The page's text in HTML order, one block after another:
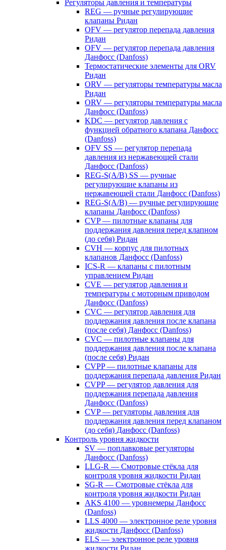
Регуляторы давления и температуры
REG — ручные регулирующие
клапаны Ридан
OFV — регулятор перепада давления
Ридан
OFV — регулятор перепада давления
Данфосс (Danfoss)
Термостатические элементы для ORV
Ридан
ORV — регуляторы температуры масла
Ридан
ORV — регуляторы температуры масла
Данфосс (Danfoss)
KDC — регулятор давления с
функцией обратного клапана Данфосс
(Danfoss)
OFV SS — регулятор перепада
давления из нержавеющей стали
Данфосс (Danfoss)
REG-S(A/B) SS — ручные
регулирующие клапаны из
нержавеющей стали Данфосс (Danfoss)
REG-S(A/B) — ручные регулирующие
клапаны Данфосс (Danfoss)
CVP — пилотные клапаны для
поддержания давления перед клапном
(до себя) Ридан
CVH — корпус для пилотных
клапанов Данфосс (Danfoss)
ICS-R — клапаны с пилотным
управлением Ридан
CVE — регулятор давления и
температуры с моторным приводом
Данфосс (Danfoss)
CVС — регулятор давления для
поддержания давления после клапана
(после себя) Данфосс (Danfoss)
CVС — пилотные клапаны для
поддержания давления после клапана
(после себя) Ридан
CVPP — пилотные клапаны для
поддержания перепада давления Ридан
CVPP — регулятор давления для
поддержания перепада давления
Данфосс (Danfoss)
CVP — регуляторы давления для
поддержания давления перед клапаном
(до себя) Данфосс (Danfoss)
Контроль уровня жидкости
SV — поплавковые регуляторы
Данфосс (Danfoss)
LLG-R — Смотровые стёкла для
контроля уровня жидкости Ридан
SG-R — Смотровые стёкла для
контроля уровня жидкости Ридан
AKS 4100 — уровнемеры Данфосс
(Danfoss)
LLS 4000 — электронное реле уровня
жидкости Данфосс (Danfoss)
ELS — электронное реле уровня
жидкости Ридан